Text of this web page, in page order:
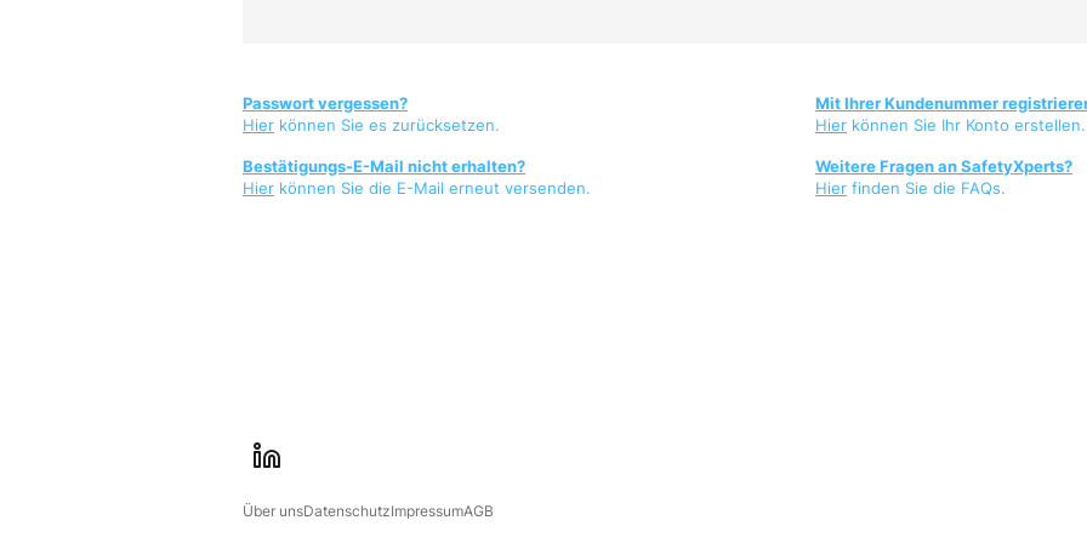
Passwort vergessen?
Hier können Sie es zurücksetzen.
Bestätigungs-E-Mail nicht erhalten?
Hier können Sie die E-Mail erneut versenden.
Mit Ihrer Kundenummer
Hier können Sie Ihr Konto erstellen.
Weitere Fragen an SafetyXperts?
Hier finden Sie die FAQs.
i
Über unsDatenschutzImpressumAGB